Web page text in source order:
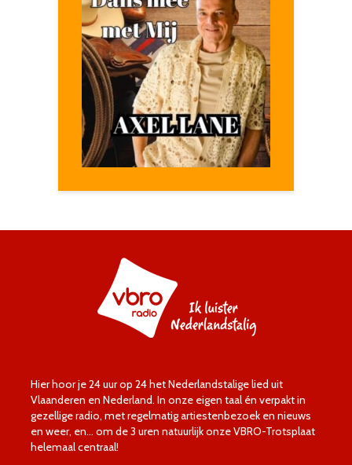
Hier hoor je 24 uur op 24 het Nederlandstalige lied uit
Vlaanderen en Nederland. In onze eigen taal én verpakt in
gezellige radio, met regelmatig artiestenbezoek en nieuws
en weer, en… om de 3 uren natuurlijk onze VBRO-Trotsplaat
helemaal centraal!